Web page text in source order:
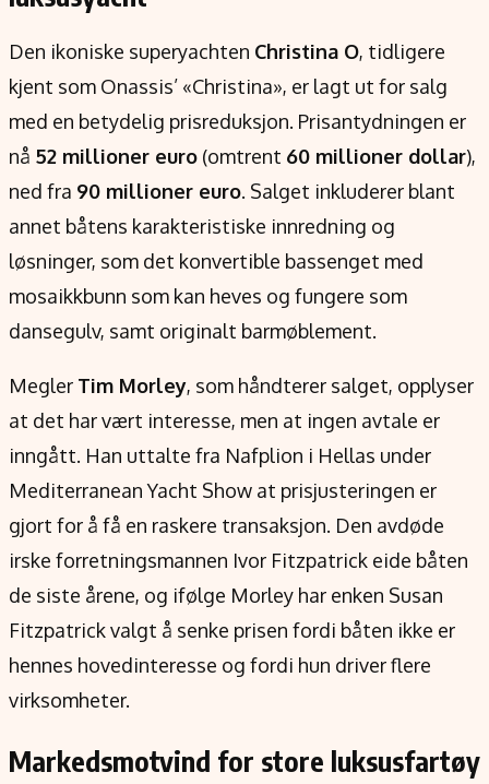
Verdensnyheter
Alt om penger på engelsk
Den ikoniske superyachten Christina O, tidligere
kjent som Onassis’ «Christina», er lagt ut for salg
med en betydelig prisreduksjon. Prisantydningen er
nå 52 millioner euro (omtrent 60 millioner dollar),
ned fra 90 millioner euro. Salget inkluderer blant
annet båtens karakteristiske innredning og
løsninger, som det konvertible bassenget med
mosaikkbunn som kan heves og fungere som
dansegulv, samt originalt barmøblement.
Megler Tim Morley, som håndterer salget, opplyser
at det har vært interesse, men at ingen avtale er
inngått. Han uttalte fra Nafplion i Hellas under
Mediterranean Yacht Show at prisjusteringen er
gjort for å få en raskere transaksjon. Den avdøde
irske forretningsmannen Ivor Fitzpatrick eide båten
de siste årene, og ifølge Morley har enken Susan
Fitzpatrick valgt å senke prisen fordi båten ikke er
hennes hovedinteresse og fordi hun driver flere
virksomheter.
Markedsmotvind for store luksusfartøy